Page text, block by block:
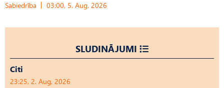
Sabiedrība 03:00, 5. Aug, 2026
SLUDINĀJUMI
Citi
23:25, 2. Aug, 2026